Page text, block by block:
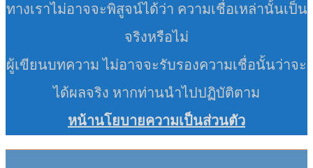
ทางเราไม่อาจจะพิสูจน์ได้ว่า ความเชื่อเหล่านั้นเป็น
จริงหรือไม่
ผู้เขียนบทความ ไม่อาจจะรับรองความเชื่อนั้นว่าจะ
ได้ผลจริง หากท่านนำไปปฏิบัติตาม
หน้านโยบายความเป็นส่วนตัว